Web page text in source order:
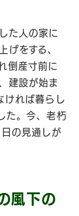
た人の家に
げをする、
倒産寸前に
建設が始ま
ければ暮らし
た。今、老朽
の見通しが
風下の